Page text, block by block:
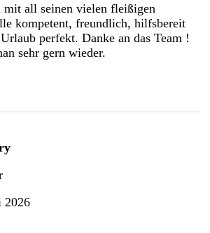
mit all seinen vielen fleißigen
kompetent, freundlich, hilfsbereit
perfekt. Danke an das Team !
sehr gern wieder.
2026